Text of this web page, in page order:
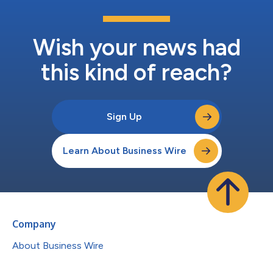
す。同サービスは、フィンテック、航空、ホスピタリティー、観
光など幅広い業界で4,000社超の法人パートナーから信頼されて
べています。「1GLOBALは、革新と顧客体験への...
Wish your news had
this kind of reach?
Sign Up
Learn About Business Wire
Company
About Business Wire